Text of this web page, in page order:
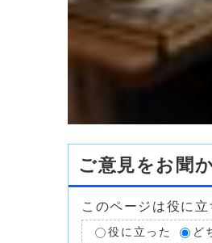
ご意見をお聞
このページは役に立
役に立った ど